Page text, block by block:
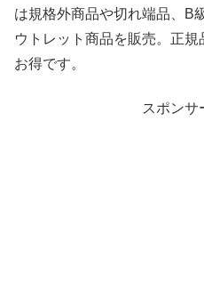
は規格外商品や切れ端品、B
ウトレット商品を販売。正
お得です。
スポンサ